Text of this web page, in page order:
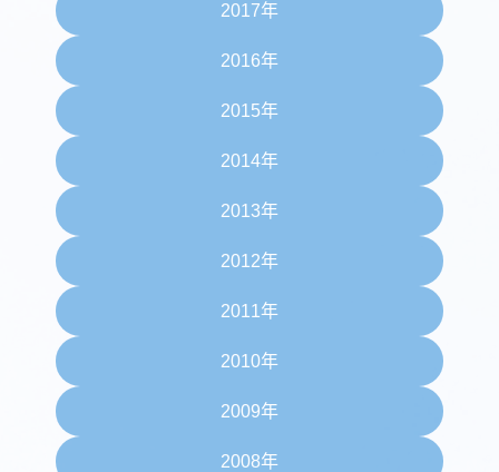
2017年
2016年
2015年
2014年
2013年
2012年
2011年
2010年
2009年
2008年